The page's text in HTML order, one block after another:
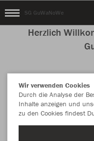
SG GuWaNoWe
Herzlich
Nachhaltig
Wir verwenden Cookies
Durch die Analyse der
Inhalte anzeigen und
zu den Cookies findest